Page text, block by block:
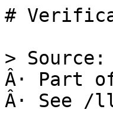
#
>
Â· Part
Â· See /